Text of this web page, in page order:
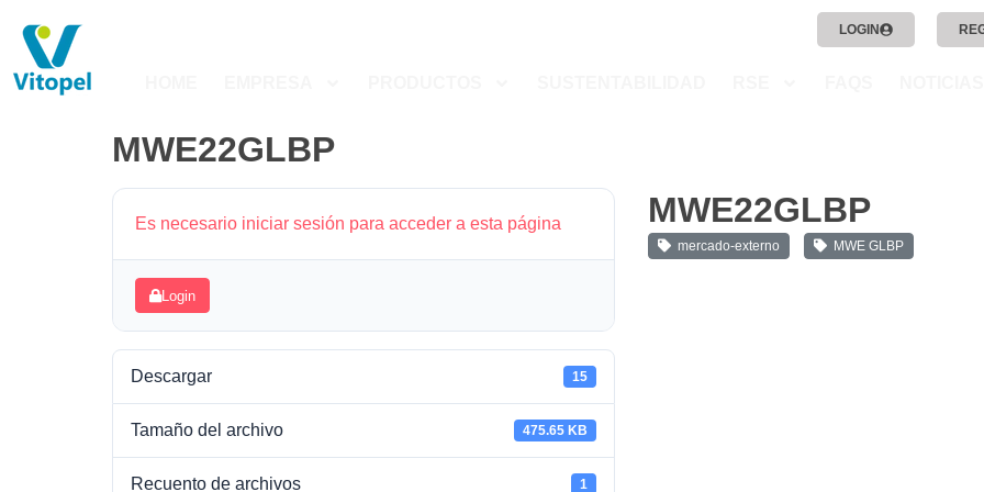
LOGIN
MWE22GLBP
Es necesario iniciar sesión para acceder a esta página
Login
Descargar 15
Tamaño del archivo 475.65 KB
Recuento de archivos 1
MWE22GLBP
mercado-externo MWE GLBP